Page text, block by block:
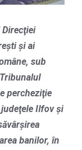
şi ai
sub
percheziţie
Ilfov şi
banilor, în